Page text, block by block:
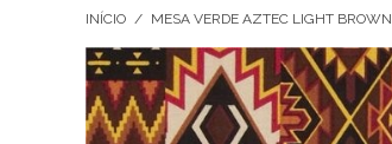
INÍCIO / MESA VERDE AZTEC LIGHT BROWN